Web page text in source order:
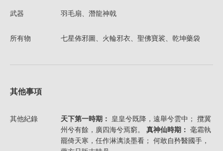
武器 羽毛扇、潛龍神戟
所有物 七星佈邪圖、火輪邪衣、聖佛寶裟、乾坤藥袋
其他事項
其他紀錄 天下第一時期：
皇皇兮既降，遠舉兮雲中； 攬冀
州兮有餘，廣四海兮焉窮。 真神仙時期： 毫霜執
罷倚天寒，任作淋漓淡墨看； 何敢自矜醫國手，